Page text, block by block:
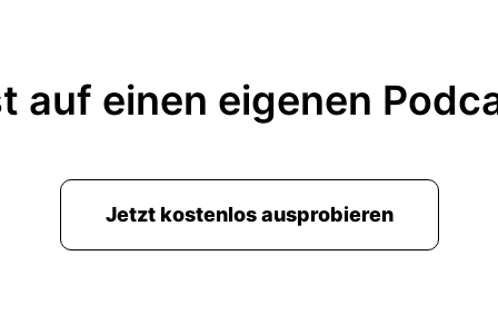
auf einen eigenen
Jetzt kostenlos ausprobieren